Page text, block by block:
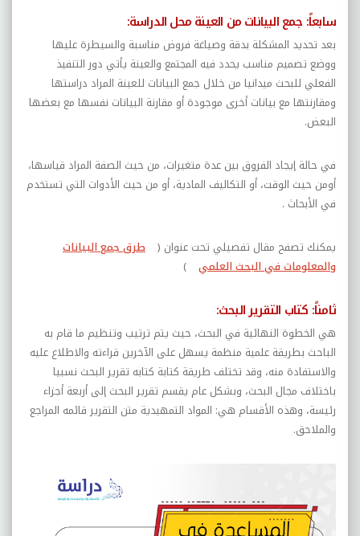
سابعاً: جمع البيانات من العينة محل الدراسة:
بعد تحديد المشكلة بدقة وصياغة فروض مناسبة والسيطرة عليها
ووضع تصميم مناسب يحدد فيه المجتمع والعينة يأتي دور التنفيذ
الفعلي للبحث ميدانيا من خلال جمع البيانات للعينة المراد دراستها
ومقارنتها مع بيانات أخرى موجودة أو مقارنة البيانات نفسها مع بعضها
البعض.
في حالة إيجاد الفروق بين عدة متغيرات، من حيث الصفة المراد قياسها،
أومن حيث الوقت، أو التكاليف المادية، أو من حيث الأدوات التي تستخدم
في الأبحاث .
يمكنك تصفح مقال تفصيلي تحت عنوان ( طرق جمع البيانات
والمعلومات في البحث العلمي )
ثامناً: كتاب التقرير البحث:
هي الخطوة النهائية في البحث، حيث يتم ترتيب وتنظيم ما قام به
الباحث بطريقة علمية منظمة يسهل على الآخرين قراءته والاطلاع عليه
والاستفادة منه، وقد تختلف طريقة كتابة كتابه تقرير البحث نسبيا
باختلاف مجال البحث، وبشكل عام يقسم تقرير البحث إلى أربعة أجزاء
رئيسة، وهذه الأقسام هي: المواد التمهيدية متن التقرير قائمه المراجع
والملاحق.